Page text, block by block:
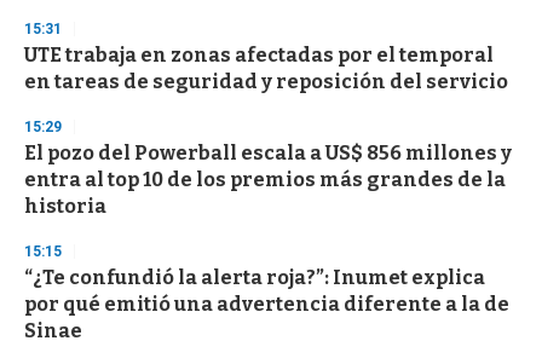
s
e
c
o
d
s
15:31
UTE trabaja en zonas afectadas por el temporal
en tareas de seguridad y reposición del servicio
15:29
El pozo del Powerball escala a US$ 856 millones y
entra al top 10 de los premios más grandes de la
historia
15:15
“¿Te confundió la alerta roja?”: Inumet explica
por qué emitió una advertencia diferente a la de
Sinae